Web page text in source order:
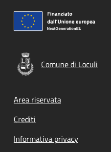
Comune di Loculi
Footer menu
Area riservata
Crediti
Informativa privacy